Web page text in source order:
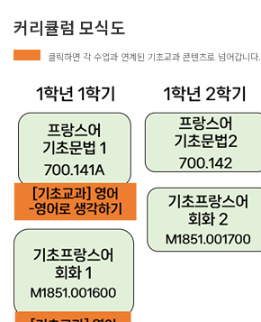
커리큘럼 모식도
클릭하면 각 수업과 연계된 기초교과 콘텐츠로 넘어갑니다.